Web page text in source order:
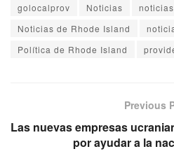
golocalprov
Noticias
Noticias de Rhode Island
Política de Rhode Island
Previous
Las nuevas empresas
por ayudar a la